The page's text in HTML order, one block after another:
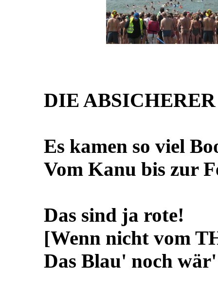
DIE ABSICHERER
Es kamen so viel
Vom Kanu bis zur
Das sind ja rote!
[Wenn nicht vom
Das Blau' noch